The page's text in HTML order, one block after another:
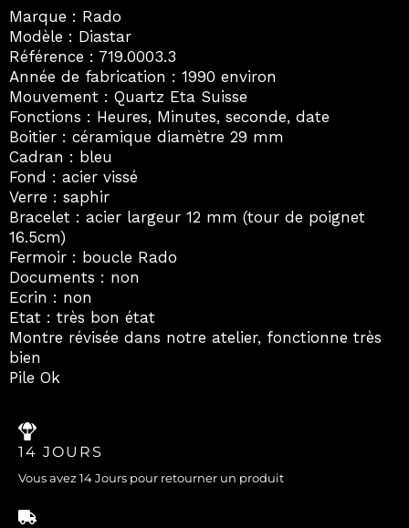
Marque : Rado
Modèle : Diastar
Référence : 719.0003.3
Année de fabrication : 1990 environ
Mouvement : Quartz Eta Suisse
Fonctions : Heures, Minutes, seconde, date
Boitier : céramique diamètre 29 mm
Cadran : bleu
Fond : acier vissé
Verre : saphir
Bracelet : acier largeur 12 mm (tour de poignet
16.5cm)
Fermoir : boucle Rado
Documents : non
Ecrin : non
Etat : très bon état
Montre révisée dans notre atelier, fonctionne très
bien
Pile Ok
14 JOURS
Vous avez 14 Jours pour retourner un produit